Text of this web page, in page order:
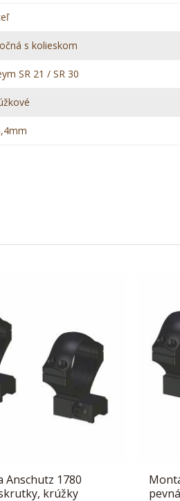
s kolieskom
SR 21 / SR 30
Anschutz 1780
krúžky